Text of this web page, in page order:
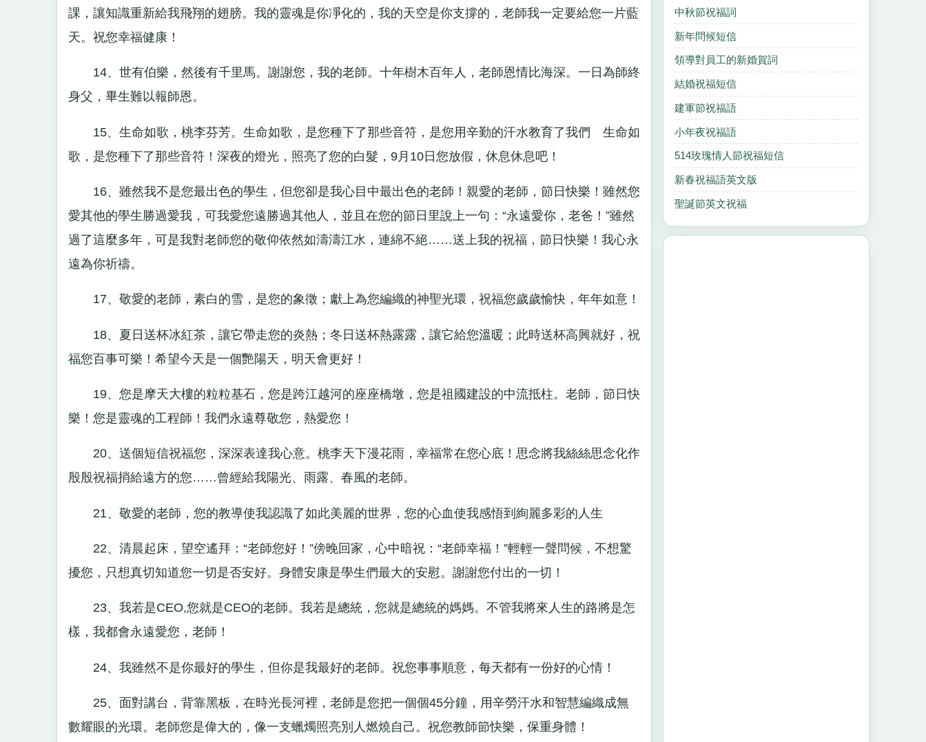
課，讓知識重新給我飛翔的翅膀。我的靈魂是你凈化的，我的天空是你支撐的，老師我一定要給您一片藍
天。祝您幸福健康！
14、世有伯樂，然後有千里馬。謝謝您，我的老師。十年樹木百年人，老師恩情比海深。一日為師終
身父，畢生難以報師恩。
15、生命如歌，桃李芬芳。生命如歌，是您種下了那些音符，是您用辛勤的汗水教育了我們 生命如
歌，是您種下了那些音符！深夜的燈光，照亮了您的白髮，9月10日您放假，休息休息吧！
16、雖然我不是您最出色的學生，但您卻是我心目中最出色的老師！親愛的老師，節日快樂！雖然您
愛其他的學生勝過愛我，可我愛您遠勝過其他人，並且在您的節日里說上一句：“永遠愛你，老爸！”雖然
過了這麼多年，可是我對老師您的敬仰依然如濤濤江水，連綿不絕……送上我的祝福，節日快樂！我心永
遠為你祈禱。
17、敬愛的老師，素白的雪，是您的象徵；獻上為您編織的神聖光環，祝福您歲歲愉快，年年如意！
18、夏日送杯冰紅茶，讓它帶走您的炎熱；冬日送杯熱露露，讓它給您溫暖；此時送杯高興就好，祝
福您百事可樂！希望今天是一個艷陽天，明天會更好！
19、您是摩天大樓的粒粒基石，您是跨江越河的座座橋墩，您是祖國建設的中流抵柱。老師，節日快
樂！您是靈魂的工程師！我們永遠尊敬您，熱愛您！
20、送個短信祝福您，深深表達我心意。桃李天下漫花雨，幸福常在您心底！思念將我絲絲思念化作
殷殷祝福捎給遠方的您……曾經給我陽光、雨露、春風的老師。
21、敬愛的老師，您的教導使我認識了如此美麗的世界，您的心血使我感悟到絢麗多彩的人生
22、清晨起床，望空遙拜：“老師您好！”傍晚回家，心中暗祝：“老師幸福！”輕輕一聲問候，不想驚
擾您，只想真切知道您一切是否安好。身體安康是學生們最大的安慰。謝謝您付出的一切！
23、我若是CEO,您就是CEO的老師。我若是總統，您就是總統的媽媽。不管我將來人生的路將是怎
樣，我都會永遠愛您，老師！
24、我雖然不是你最好的學生，但你是我最好的老師。祝您事事順意，每天都有一份好的心情！
25、面對講台，背靠黑板，在時光長河裡，老師是您把一個個45分鐘，用辛勞汗水和智慧編織成無
數耀眼的光環。老師您是偉大的，像一支蠟燭照亮別人燃燒自己。祝您教師節快樂，保重身體！
中秋節祝福詞
新年問候短信
領導對員工的新婚賀詞
結婚祝福短信
建軍節祝福語
小年夜祝福語
514玫瑰情人節祝福短信
新春祝福語英文版
聖誕節英文祝福